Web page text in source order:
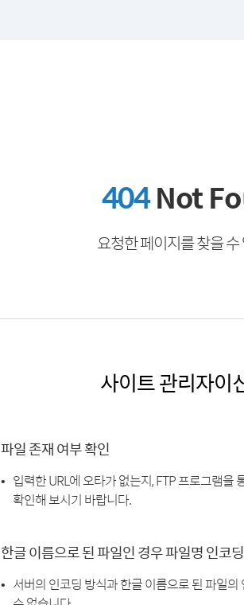
404Not
요청한 페이지를 찾을
사이트 관리자이
파일 존재 여부 확인
입력한 URL에 오타가 없는지, FTP 프로그램
확인해 보시기 바랍니다.
한글 이름으로 된 파일인 경우 파일명 인코
서버의 인코딩 방식과 한글 이름으로 된 파일